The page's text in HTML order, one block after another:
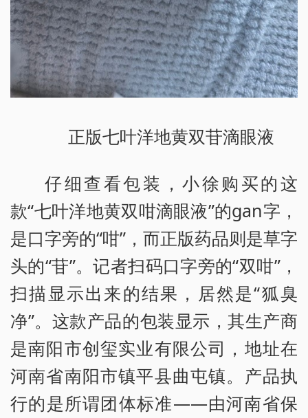
正版七叶洋地黄双苷滴眼液
仔细查看包装，小徐购买的这
款“七叶洋地黄双咁滴眼液”的gan字，
是口字旁的“咁”，而正版药品则是草字
头的“苷”。记者扫码口字旁的“双咁”，
扫描显示出来的结果，居然是“狐臭
净”。这款产品的包装显示，其生产商
是南阳市创玺实业有限公司，地址在
河南省南阳市镇平县曲屯镇。产品执
行的是所谓团体标准——由河南省保